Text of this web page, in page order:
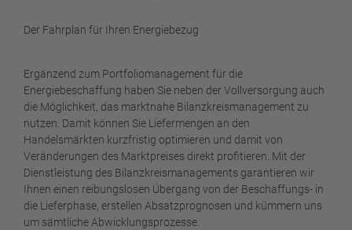
Der Fahrplan für Ihren Energiebezug
Ergänzend zum Portfoliomanagement für die
Energiebeschaffung haben Sie neben der Vollversorgung auch
die Möglichkeit, das marktnahe Bilanzkreismanagement zu
nutzen. Damit können Sie Liefermengen an den
Handelsmärkten kurzfristig optimieren und damit von
Veränderungen des Marktpreises direkt profitieren. Mit der
Dienstleistung des Bilanzkreismanagements garantieren wir
Ihnen einen reibungslosen Übergang von der Beschaffungs- in
die Lieferphase, erstellen Absatzprognosen und kümmern uns
um sämtliche Abwicklungsprozesse.